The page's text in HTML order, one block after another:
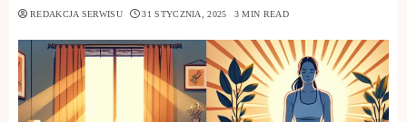
REDAKCJA SERWISU 31 STYCZNIA, 2025 3 MIN READ